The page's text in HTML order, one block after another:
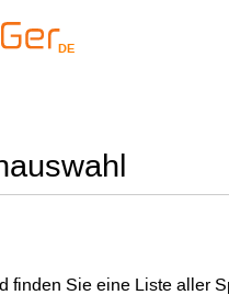
DE
finden Sie eine Liste aller